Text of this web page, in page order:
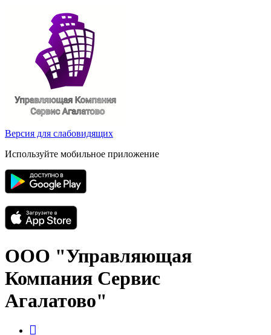
Версия для слабовидящих
Используйте мобильное приложение
ООО "Управляющая
Компания Сервис
Агалатово"